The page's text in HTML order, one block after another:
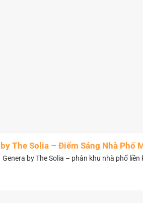
The Solia – Điểm Sáng Nhà Phố
Genera by The Solia – phân khu nhà phố